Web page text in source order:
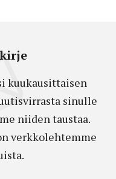
kuukausittaisen
sinulle
niiden taustaa.
verkkolehtemme